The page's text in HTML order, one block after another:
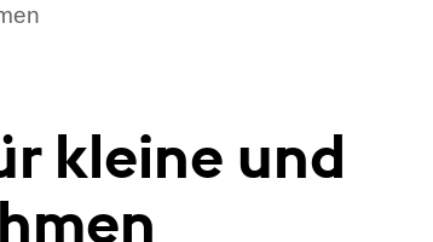
kleine und